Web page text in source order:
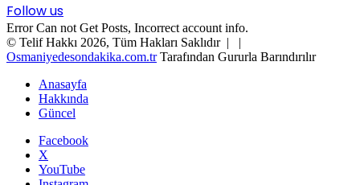
Follow us
Error Can not Get Posts, Incorrect account info.
© Telif Hakkı 2026, Tüm Hakları Saklıdır | |
Osmaniyedesondakika.com.trTarafından Gururla Barındırılır
Anasayfa
Hakkında
Güncel
Facebook
X
YouTube